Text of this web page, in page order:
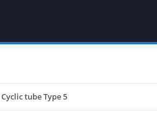
Cyclic tube Type 5